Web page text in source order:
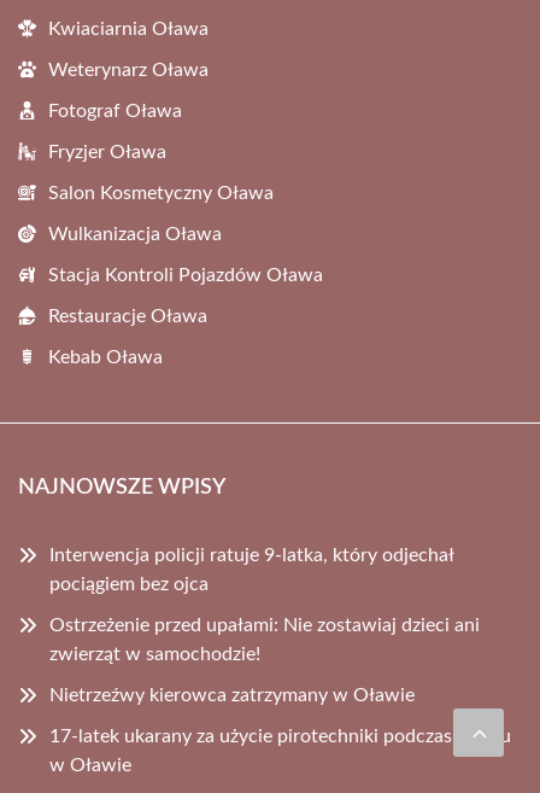
Kwiaciarnia Oława
Weterynarz Oława
Fotograf Oława
Fryzjer Oława
Salon Kosmetyczny Oława
Wulkanizacja Oława
Stacja Kontroli Pojazdów Oława
Restauracje Oława
Kebab Oława
NAJNOWSZE WPISY
Interwencja policji ratuje 9-latka, który odjechał
pociągiem bez ojca
Ostrzeżenie przed upałami: Nie zostawiaj dzieci ani
zwierząt w samochodzie!
Nietrzeźwy kierowca zatrzymany w Oławie
17-latek ukarany za użycie pirotechniki podczas meczu
w Oławie